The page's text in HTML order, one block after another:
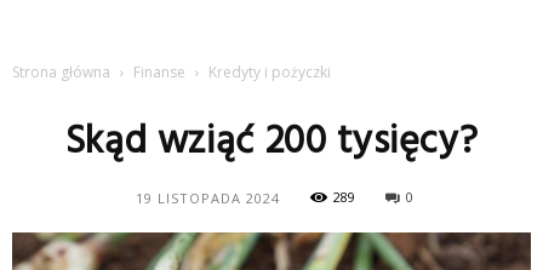
Strona główna Finanse Kredyty i pożyczki
Skąd wziąć 200 tysięcy?
19 LISTOPADA 2024 289 0